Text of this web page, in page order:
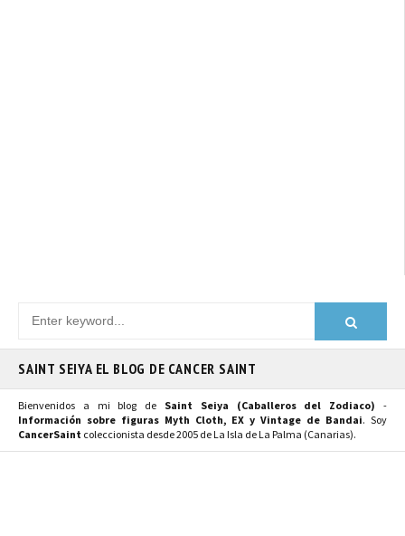
SAINT SEIYA EL BLOG DE CANCER SAINT
Bienvenidos a mi blog de Saint Seiya (Caballeros del Zodiaco) -
Información sobre figuras Myth Cloth, EX y Vintage de Bandai. Soy
CancerSaint coleccionista desde 2005 de La Isla de La Palma (Canarias).